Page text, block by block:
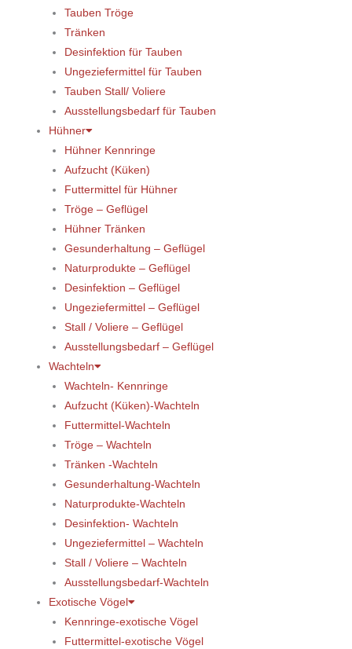
Tauben Tröge
Tränken
Desinfektion für Tauben
Ungeziefermittel für Tauben
Tauben Stall/ Voliere
Ausstellungsbedarf für Tauben
Hühner
Hühner Kennringe
Aufzucht (Küken)
Futtermittel für Hühner
Tröge – Geflügel
Hühner Tränken
Gesunderhaltung – Geflügel
Naturprodukte – Geflügel
Desinfektion – Geflügel
Ungeziefermittel – Geflügel
Stall / Voliere – Geflügel
Ausstellungsbedarf – Geflügel
Wachteln
Wachteln- Kennringe
Aufzucht (Küken)-Wachteln
Futtermittel-Wachteln
Tröge – Wachteln
Tränken -Wachteln
Gesunderhaltung-Wachteln
Naturprodukte-Wachteln
Desinfektion- Wachteln
Ungeziefermittel – Wachteln
Stall / Voliere – Wachteln
Ausstellungsbedarf-Wachteln
Exotische Vögel
Kennringe-exotische Vögel
Futtermittel-exotische Vögel